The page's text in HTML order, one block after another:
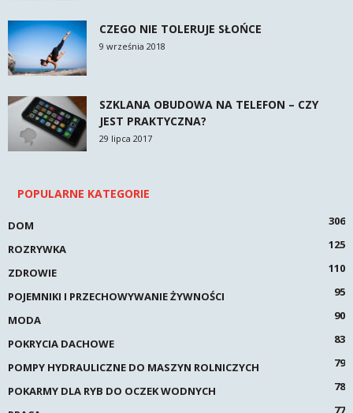
CZEGO NIE TOLERUJE SŁOŃCE
9 września 2018
SZKLANA OBUDOWA NA TELEFON – CZY
JEST PRAKTYCZNA?
29 lipca 2017
POPULARNE KATEGORIE
DOM
306
ROZRYWKA
125
ZDROWIE
110
POJEMNIKI I PRZECHOWYWANIE ŻYWNOŚCI
95
MODA
90
POKRYCIA DACHOWE
83
POMPY HYDRAULICZNE DO MASZYN ROLNICZYCH
79
POKARMY DLA RYB DO OCZEK WODNYCH
78
77